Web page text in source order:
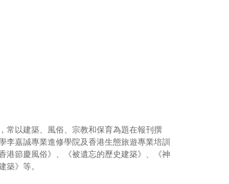
常以建築、風俗、宗教和保育為題在報刊撰
李嘉誠專業進修學院及香港生態旅遊專業培訓
港節慶風俗》、《被遺忘的歷史建築》、《神
》等。